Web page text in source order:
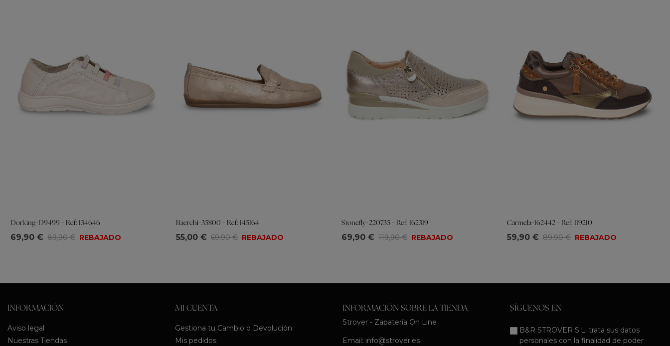
Tallas
Dorking-D9499 - Ref: 134646
69,90 € 89,90 € REBAJADO Tallas
Baerchi-35800 - Ref: 145164
55,00 € 69,90 € REBAJADO Tallas
Stonefly-220735 - Ref: 162319
69,90 € 119,90 € REBAJADO Tallas
Carmela-162442 - Ref: 119210
59,90 € 89,90 € REBAJADO
INFORMACIÓN
Aviso legal
Nuestras Tiendas
MI CUENTA
Gestiona tu Cambio o Devolución
Mis pedidos
INFORMACIÓN SOBRE LA TIENDA
Strover - Zapatería On Line
Email: info@strover.es
SÍGUENOS EN
B&R STROVER S.L. trata sus datos
personales con la finalidad de poder